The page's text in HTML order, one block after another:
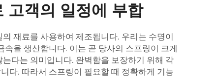
고객의 일정에 부합
재료를 사용하여 제조됩니다. 우리는 수명이
속을 생산합니다. 이는 곧 당사의 스프링이 크게
다는 의미입니다. 완벽함을 보장하기 위해 각
다. 따라서 스프링이 필요할 때 정확하게 기능